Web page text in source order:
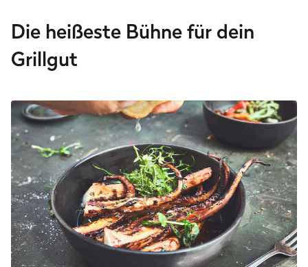
Die heißeste Bühne für dein
Grillgut